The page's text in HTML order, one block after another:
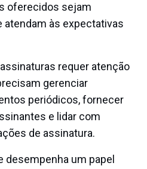
oferecidos sejam
atendam às expectativas
requer atenção
gerenciar
periódicos, fornecer
e lidar com
de assinatura.
desempenha um papel